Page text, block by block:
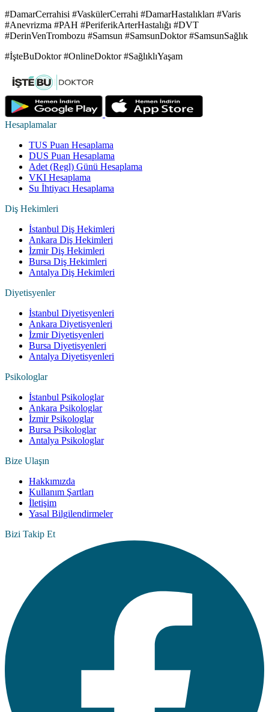
#DamarCerrahisi #VaskülerCerrahi #DamarHastalıkları #Varis
#Anevrizma #PAH #PeriferikArterHastalığı #DVT
#DerinVenTrombozu #Samsun #SamsunDoktor #SamsunSağlık
#İşteBuDoktor #OnlineDoktor #SağlıklıYaşam
Hesaplamalar
TUS Puan Hesaplama
DUS Puan Hesaplama
Adet (Regl) Günü Hesaplama
VKI Hesaplama
Su İhtiyacı Hesaplama
Diş Hekimleri
İstanbul Diş Hekimleri
Ankara Diş Hekimleri
İzmir Diş Hekimleri
Bursa Diş Hekimleri
Antalya Diş Hekimleri
Diyetisyenler
İstanbul Diyetisyenleri
Ankara Diyetisyenleri
İzmir Diyetisyenleri
Bursa Diyetisyenleri
Antalya Diyetisyenleri
Psikologlar
İstanbul Psikologlar
Ankara Psikologlar
İzmir Psikologlar
Bursa Psikologlar
Antalya Psikologlar
Bize Ulaşın
Hakkımızda
Kullanım Şartları
İletişim
Yasal Bilgilendirmeler
Bizi Takip Et